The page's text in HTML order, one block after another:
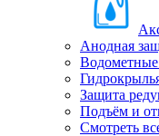
Анодная
Водометные
Защита
Подъём и
Смотреть